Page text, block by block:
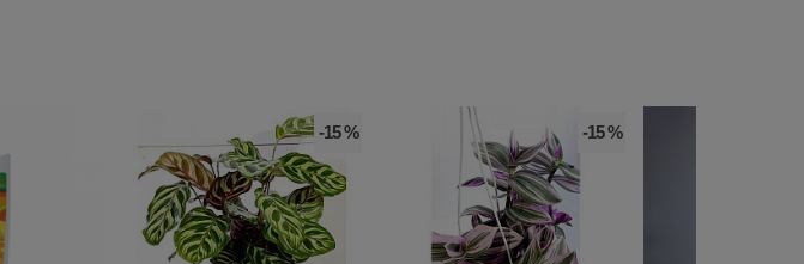
-15 % -15 %